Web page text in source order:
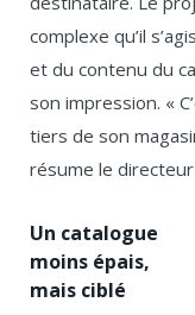
complexe qu’il
et du contenu du
son impression. «
tiers de son
résume le
Un catalogue
moins épais,
mais ciblé